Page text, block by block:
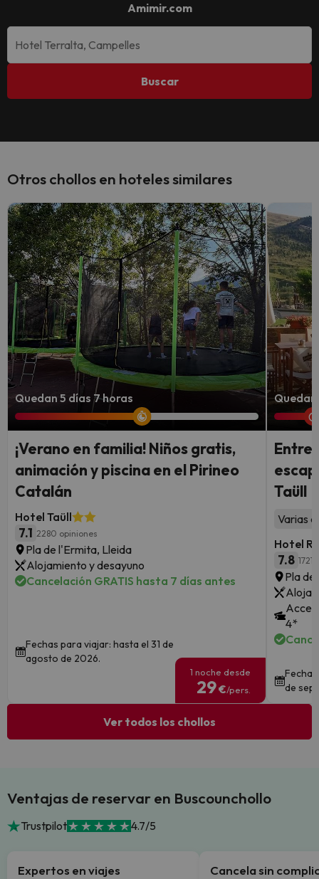
Amimir.com
Buscar
Otros chollos en hoteles similares
Quedan 5 días 7 horas
¡Verano en familia! Niños gratis,
animación y piscina en el Pirineo
Catalán
Hotel Taüll
7.1 2280 opiniones
Pla de l'Ermita, Lleida
Alojamiento y desayuno
Cancelación GRATIS hasta 7 días antes
Fechas para viajar: hasta el 31 de
agosto de 2026.
1 noche desde
29€/pers.
Quedan
Entre
Taüll
Varias
Hotel
7.8 1721
Pla
4*
de
Ver todos los chollos
Ventajas de reservar en Buscounchollo
Trustpilot 4.7/5
Expertos en viajes Cancela sin